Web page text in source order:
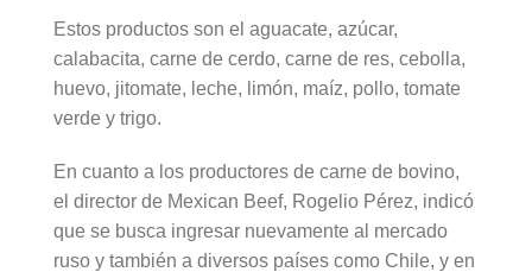
Estos productos son el aguacate, azúcar,
calabacita, carne de cerdo, carne de res, cebolla,
huevo, jitomate, leche, limón, maíz, pollo, tomate
verde y trigo.
En cuanto a los productores de carne de bovino,
el director de Mexican Beef, Rogelio Pérez, indicó
que se busca ingresar nuevamente al mercado
ruso y también a diversos países como Chile, y en